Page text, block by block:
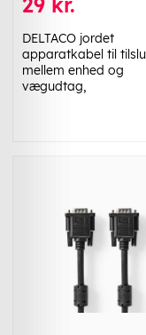
DELTACO jordet
apparatkabel til
mellem enhed og
vægudtag,